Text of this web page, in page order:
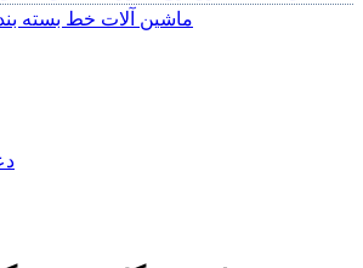
ماشین آلات خط بسته